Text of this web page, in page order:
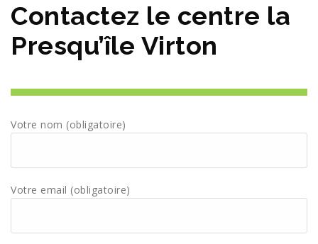
Contactez le centre la
Presqu’île Virton
Votre nom (obligatoire)
Votre email (obligatoire)